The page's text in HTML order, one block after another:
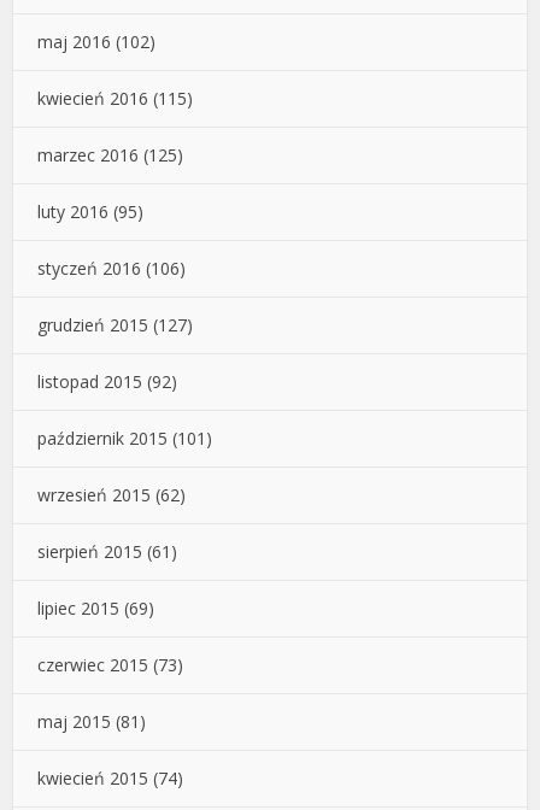
maj 2016 (102)
kwiecień 2016 (115)
marzec 2016 (125)
luty 2016 (95)
styczeń 2016 (106)
grudzień 2015 (127)
listopad 2015 (92)
październik 2015 (101)
wrzesień 2015 (62)
sierpień 2015 (61)
lipiec 2015 (69)
czerwiec 2015 (73)
maj 2015 (81)
kwiecień 2015 (74)